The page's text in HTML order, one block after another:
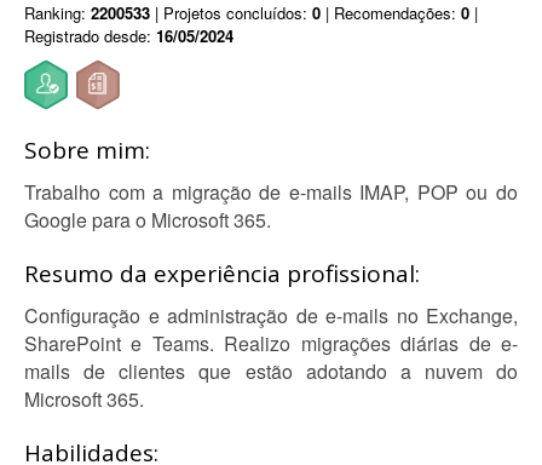
Ranking: 2200533 | Projetos concluídos: 0 | Recomendações: 0 |
Registrado desde: 16/05/2024
Sobre mim:
Trabalho com a migração de e-mails IMAP, POP ou do
Google para o Microsoft 365.
Resumo da experiência profissional:
Configuração e administração de e-mails no Exchange,
SharePoint e Teams. Realizo migrações diárias de e-
mails de clientes que estão adotando a nuvem do
Microsoft 365.
Habilidades: